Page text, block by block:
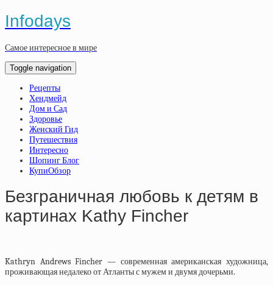
Infodays
Самое интересное в мире
Toggle navigation
Рецепты
Хендмейд
Дом и Сад
Здоровье
Женский Гид
Путешествия
Интересно
Шопинг Блог
КупиОбзор
Безграничная любовь к детям в
картинах Kathy Fincher
Kathryn Andrews Fincher — современная американская художница,
проживающая недалеко от Атланты с мужем и двумя дочерьми.